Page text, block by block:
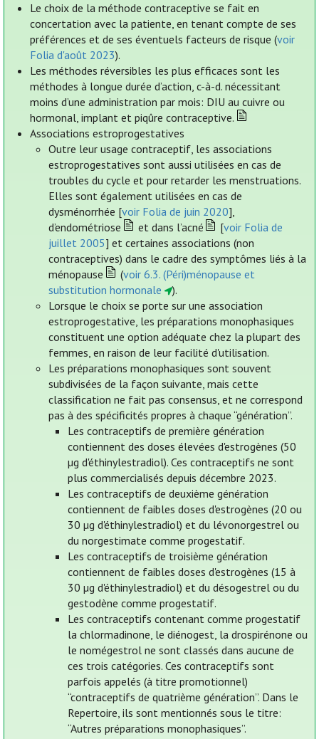
Le choix de la méthode contraceptive se fait en
concertation avec la patiente, en tenant compte de ses
préférences et de ses éventuels facteurs de risque (voir
Folia d'août 2023).
Les méthodes réversibles les plus efficaces sont les
méthodes à longue durée d’action, c-à-d. nécessitant
moins d’une administration par mois: DIU au cuivre ou
hormonal, implant et piqûre contraceptive.
Associations estroprogestatives
Outre leur usage contraceptif, les associations
estroprogestatives sont aussi utilisées en cas de
troubles du cycle et pour retarder les menstruations.
Elles sont également utilisées en cas de
dysménorrhée [voir Folia de juin 2020],
d’endométriose
et dans l’acné [voir Folia de
juillet 2005] et certaines associations (non
contraceptives) dans le cadre des symptômes liés à la
ménopause
(voir 6.3. (Péri)ménopause et
substitution hormonale
).
Lorsque le choix se porte sur une association
estroprogestative, les préparations monophasiques
constituent une option adéquate chez la plupart des
femmes, en raison de leur facilité d'utilisation.
Les préparations monophasiques sont souvent
subdivisées de la façon suivante, mais cette
classification ne fait pas consensus, et ne correspond
pas à des spécificités propres à chaque “génération”.
Les contraceptifs de première génération
contiennent des doses élevées d'estrogènes (50
µg d'éthinylestradiol). Ces contraceptifs ne sont
plus commercialisés depuis décembre 2023.
Les contraceptifs de deuxième génération
contiennent de faibles doses d'estrogènes (20 ou
30 µg d'éthinylestradiol) et du lévonorgestrel ou
du norgestimate comme progestatif.
Les contraceptifs de troisième génération
contiennent de faibles doses d'estrogènes (15 à
30 µg d'éthinylestradiol) et du désogestrel ou du
gestodène comme progestatif.
Les contraceptifs contenant comme progestatif
la chlormadinone, le diénogest, la drospirénone ou
le nomégestrol ne sont classés dans aucune de
ces trois catégories. Ces contraceptifs sont
parfois appelés (à titre promotionnel)
“contraceptifs de quatrième génération”. Dans le
Repertoire, ils sont mentionnés sous le titre:
“Autres préparations monophasiques”.